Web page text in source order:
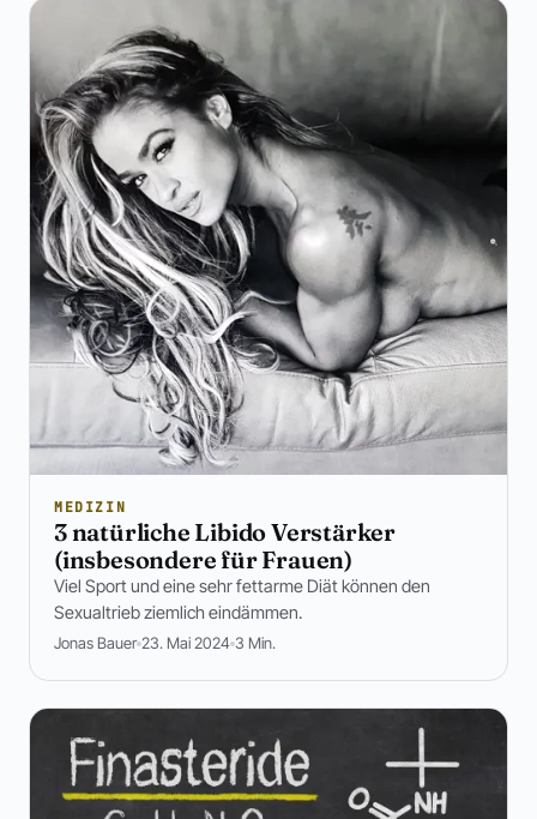
MEDIZIN
3 natürliche Libido Verstärker
(insbesondere für Frauen)
Viel Sport und eine sehr fettarme Diät können den
Sexualtrieb ziemlich eindämmen.
Jonas Bauer 23. Mai 2024 3 Min.